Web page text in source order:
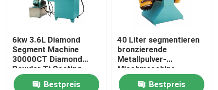
Keramischer Diamond Blade
Schleifscheibe des Diamanten
Diamond Grinding Pad
6kw 3.6L Diamond
Segment Machine
30000CT Diamond
Powder Ti Coating
Machine
Bestpreis
40 Liter segmentieren
bronzierende
Metallpulver-
Mischmaschine
Bestpreis